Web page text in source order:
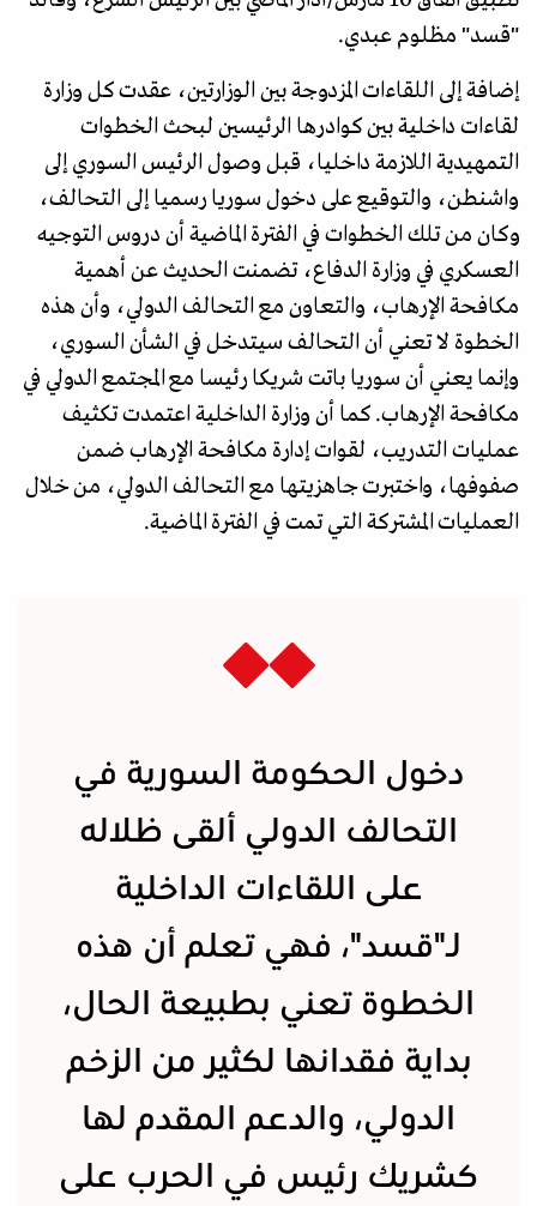
"قسد" مظلوم عبدي.
إضافة إلى اللقاءات المزدوجة بين الوزارتين، عقدت كل وزارة
لقاءات داخلية بين كوادرها الرئيسين لبحث الخطوات
التمهيدية اللازمة داخليا، قبل وصول الرئيس السوري إلى
واشنطن، والتوقيع على دخول سوريا رسميا إلى التحالف،
وكان من تلك الخطوات في الفترة الماضية أن دروس التوجيه
العسكري في وزارة الدفاع، تضمنت الحديث عن أهمية
مكافحة الإرهاب، والتعاون مع التحالف الدولي، وأن هذه
الخطوة لا تعني أن التحالف سيتدخل في الشأن السوري،
وإنما يعني أن سوريا باتت شريكا رئيسا مع المجتمع الدولي في
مكافحة الإرهاب. كما أن وزارة الداخلية اعتمدت تكثيف
عمليات التدريب، لقوات إدارة مكافحة الإرهاب ضمن
صفوفها، واختبرت جاهزيتها مع التحالف الدولي، من خلال
العمليات المشتركة التي تمت في الفترة الماضية.
دخول الحكومة السورية في
التحالف الدولي ألقى ظلاله
على اللقاءات الداخلية
لـ"قسد"، فهي تعلم أن هذه
الخطوة تعني بطبيعة الحال،
بداية فقدانها لكثير من الزخم
الدولي، والدعم المقدم لها
كشريك رئيس في الحرب على